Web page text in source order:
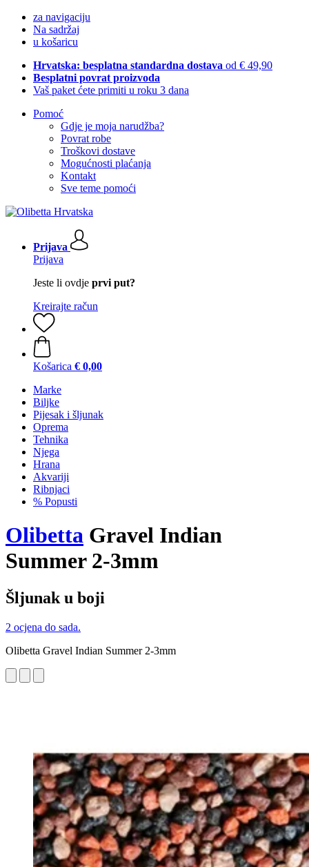
za navigaciju
Na sadržaj
u košaricu
Hrvatska: besplatna standardna dostava od € 49,90
Besplatni povrat proizvoda
Vaš paket ćete primiti u roku 3 dana
Pomoć
Gdje je moja narudžba?
Povrat robe
Troškovi dostave
Mogućnosti plaćanja
Kontakt
Sve teme pomoći
Prijava
Prijava
Jeste li ovdje prvi put?
Kreirajte račun
Košarica € 0,00
Marke
Biljke
Pijesak i šljunak
Oprema
Tehnika
Njega
Hrana
Akvariji
Ribnjaci
% Popusti
Olibetta Gravel Indian
Summer 2-3mm
Šljunak u boji
2 ocjena do sada.
Olibetta Gravel Indian Summer 2-3mm